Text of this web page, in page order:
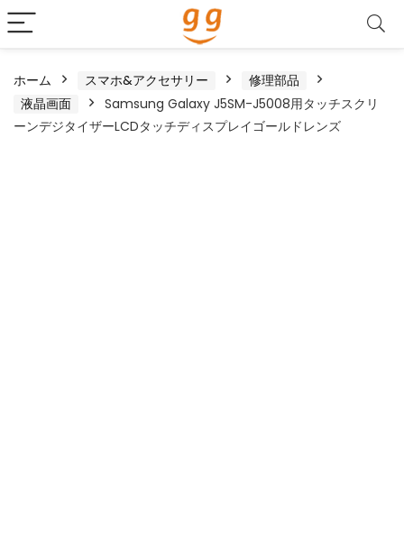
ホーム スマホ&アクセサリー
修理部品
液晶画面
Samsung Galaxy J5SM-J5008用タッチスクリ
ーンデジタイザーLCDタッチディスプレイゴールドレンズ